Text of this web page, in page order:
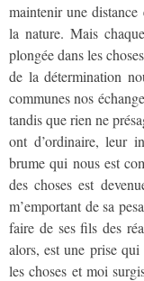
maintenir une distance
la nature. Mais
plongée dans les
de la détermination
communes nos
tandis que rien ne
ont d’ordinaire, leur
brume qui nous est
des choses est
m’emportant de sa
faire de ses fils des
alors, est une prise qui
les choses et moi